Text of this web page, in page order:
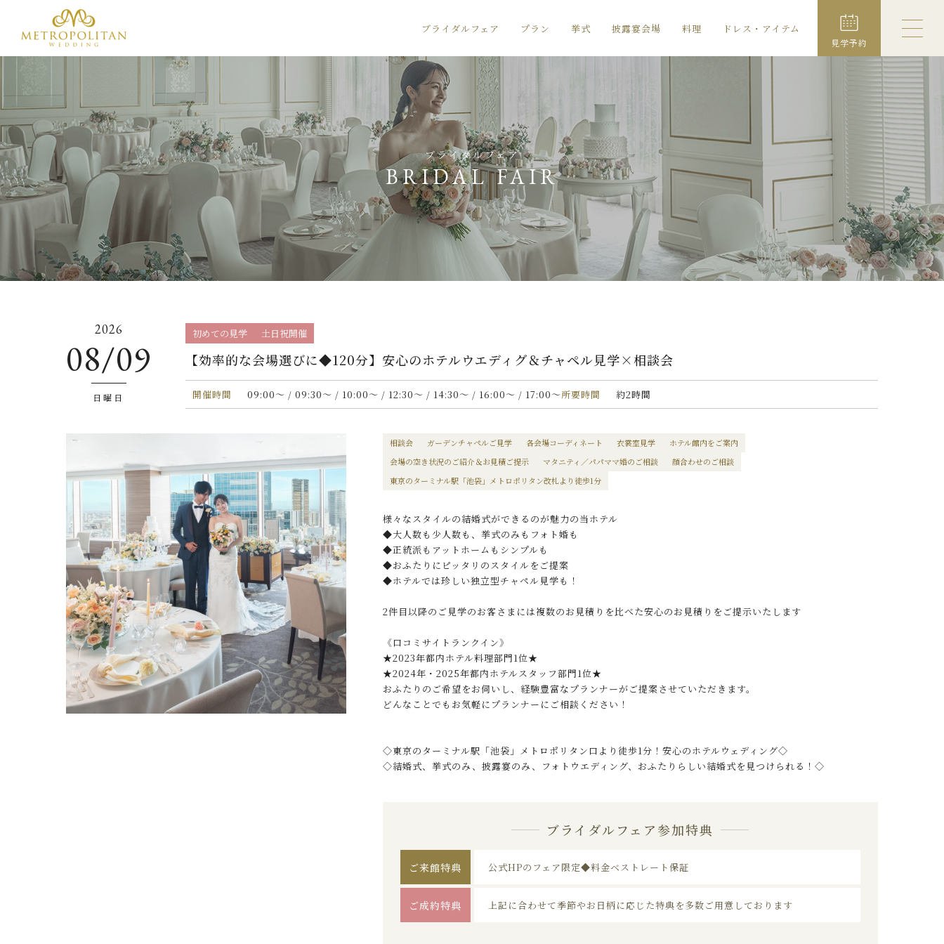
ブライダルフェア プラン 挙式 披露宴会場 料理 ドレス・アイテム
見学予約
ブライダルフェア
BRIDAL FAIR
2026
08/09
日曜日
初めての見学 土日祝開催
【効率的な会場選びに◆120分】安心のホテルウエディグ＆チャペル見学×相談会
開催時間 09:00〜 / 09:30〜 / 10:00〜 / 12:30〜 / 14:30〜 / 16:00〜 / 17:00〜所要時間 約2時間
相談会 ガーデンチャペルご見学 各会場コーディネート 衣裳室見学
ホテル館内をご案内
会場の空き状況のご紹介＆お見積ご提示
マタニティ／パパママ婚のご相談
顔合わせのご相談
東京のターミナル駅「池袋」メトロポリタン改札より徒歩1分
様々なスタイルの結婚式ができるのが魅力の当ホテル
◆大人数も少人数も、挙式のみもフォト婚も
◆正統派もアットホームもシンプルも
◆おふたりにピッタリのスタイルをご提案
◆ホテルでは珍しい独立型チャペル見学も！
2件目以降のご見学のお客さまには複数のお見積りを比べた安心のお見積りをご提示いたします
《口コミサイトランクイン》
★2023年都内ホテル料理部門1位★
★2024年・2025年都内ホテルスタッフ部門1位★
おふたりのご希望をお伺いし、経験豊富なプランナーがご提案させていただきます。
どんなことでもお気軽にプランナーにご相談ください！
◇東京のターミナル駅「池袋」メトロポリタン口より徒歩1分！安心のホテルウェディング◇
◇結婚式、挙式のみ、披露宴のみ、フォトウエディング、おふたりらしい結婚式を見つけられる！◇
ブライダルフェア参加特典
ご来館特典 公式HPのフェア限定◆料金ベストレート保証
ご成約特典 上記に合わせて季節やお日柄に応じた特典を多数ご用意しております